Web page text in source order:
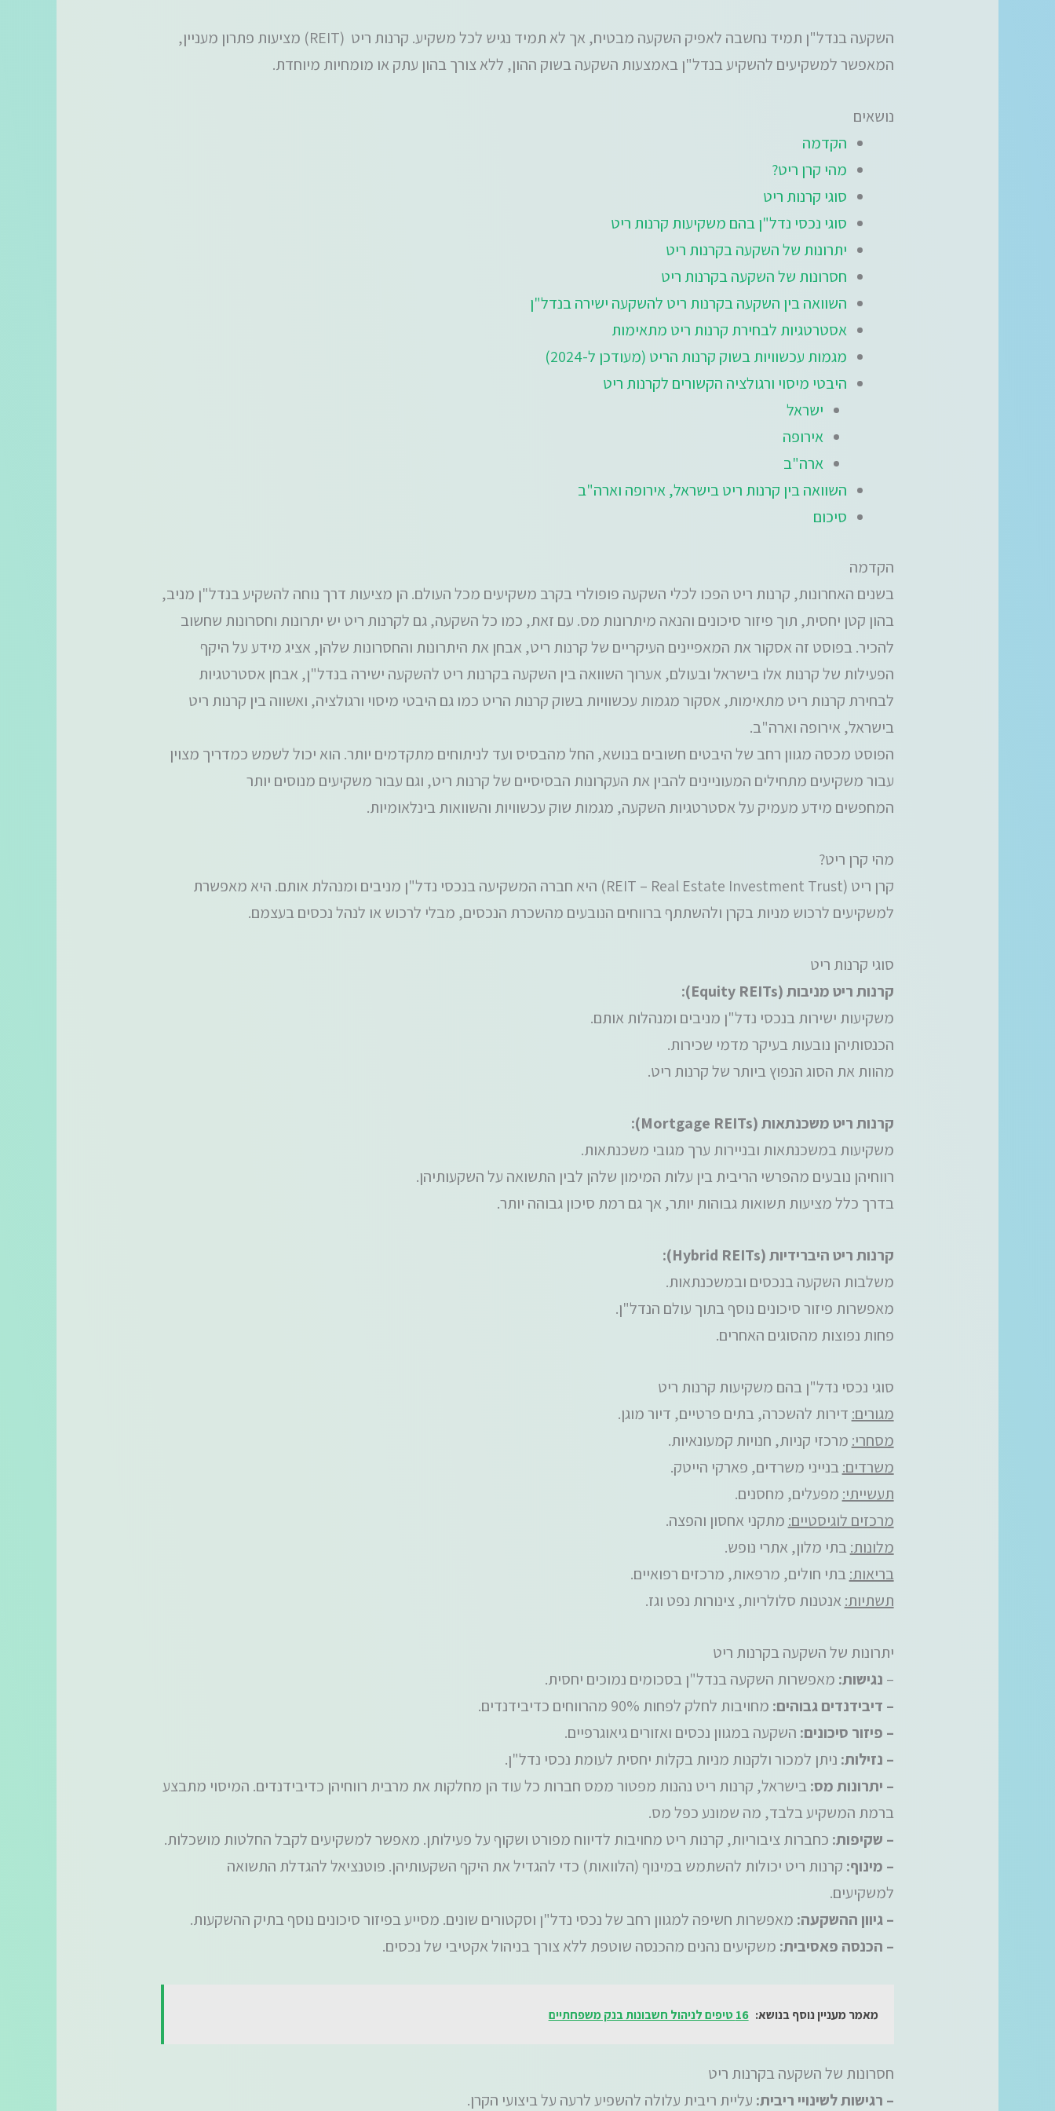
השקעה בנדל"ן תמיד נחשבה לאפיק השקעה מבטיח, אך לא תמיד נגיש לכל משקיע. קרנות ריט (REIT) מציעות פתרון מעניין,
המאפשר למשקיעים להשקיע בנדל"ן באמצעות השקעה בשוק ההון, ללא צורך בהון עתק או מומחיות מיוחדת.
נושאים
הקדמה
מהי קרן ריט?
סוגי קרנות ריט
סוגי נכסי נדל"ן בהם משקיעות קרנות ריט
יתרונות של השקעה בקרנות ריט
חסרונות של השקעה בקרנות ריט
השוואה בין השקעה בקרנות ריט להשקעה ישירה בנדל"ן
אסטרטגיות לבחירת קרנות ריט מתאימות
מגמות עכשוויות בשוק קרנות הריט (מעודכן ל-2024)
היבטי מיסוי ורגולציה הקשורים לקרנות ריט
ישראל
אירופה
ארה"ב
השוואה בין קרנות ריט בישראל, אירופה וארה"ב
סיכום
הקדמה
בשנים האחרונות, קרנות ריט הפכו לכלי השקעה פופולרי בקרב משקיעים מכל העולם. הן מציעות דרך נוחה להשקיע בנדל"ן מניב,
בהון קטן יחסית, תוך פיזור סיכונים והנאה מיתרונות מס. עם זאת, כמו כל השקעה, גם לקרנות ריט יש יתרונות וחסרונות שחשוב
להכיר. בפוסט זה אסקור את המאפיינים העיקריים של קרנות ריט, אבחן את היתרונות והחסרונות שלהן, אציג מידע על היקף
הפעילות של קרנות אלו בישראל ובעולם, אערוך השוואה בין השקעה בקרנות ריט להשקעה ישירה בנדל"ן, אבחן אסטרטגיות
לבחירת קרנות ריט מתאימות, אסקור מגמות עכשוויות בשוק קרנות הריט כמו גם היבטי מיסוי ורגולציה, ואשווה בין קרנות ריט
בישראל, אירופה וארה"ב.
הפוסט מכסה מגוון רחב של היבטים חשובים בנושא, החל מהבסיס ועד לניתוחים מתקדמים יותר. הוא יכול לשמש כמדריך מצוין
עבור משקיעים מתחילים המעוניינים להבין את העקרונות הבסיסיים של קרנות ריט, וגם עבור משקיעים מנוסים יותר
המחפשים מידע מעמיק על אסטרטגיות השקעה, מגמות שוק עכשוויות והשוואות בינלאומיות.
מהי קרן ריט?
קרן ריט (REIT – Real Estate Investment Trust) היא חברה המשקיעה בנכסי נדל"ן מניבים ומנהלת אותם. היא מאפשרת
למשקיעים לרכוש מניות בקרן ולהשתתף ברווחים הנובעים מהשכרת הנכסים, מבלי לרכוש או לנהל נכסים בעצמם.
סוגי קרנות ריט
קרנות ריט מניבות (Equity REITs):
משקיעות ישירות בנכסי נדל"ן מניבים ומנהלות אותם.
הכנסותיהן נובעות בעיקר מדמי שכירות.
מהוות את הסוג הנפוץ ביותר של קרנות ריט.
קרנות ריט משכנתאות (Mortgage REITs):
משקיעות במשכנתאות ובניירות ערך מגובי משכנתאות.
רווחיהן נובעים מהפרשי הריבית בין עלות המימון שלהן לבין התשואה על השקעותיהן.
בדרך כלל מציעות תשואות גבוהות יותר, אך גם רמת סיכון גבוהה יותר.
קרנות ריט היברידיות (Hybrid REITs):
משלבות השקעה בנכסים ובמשכנתאות.
מאפשרות פיזור סיכונים נוסף בתוך עולם הנדל"ן.
פחות נפוצות מהסוגים האחרים.
סוגי נכסי נדל"ן בהם משקיעות קרנות ריט
מגורים: דירות להשכרה, בתים פרטיים, דיור מוגן.
מסחרי: מרכזי קניות, חנויות קמעונאיות.
משרדים:בנייני משרדים, פארקי הייטק.
תעשייתי: מפעלים, מחסנים.
מרכזים לוגיסטיים: מתקני אחסון והפצה.
מלונות:בתי מלון, אתרי נופש.
בריאות:בתי חולים, מרפאות, מרכזים רפואיים.
תשתיות: אנטנות סלולריות, צינורות נפט וגז.
יתרונות של השקעה בקרנות ריט
– נגישות: מאפשרות השקעה בנדל"ן בסכומים נמוכים יחסית.
– דיבידנדים גבוהים: מחויבות לחלק לפחות 90% מהרווחים כדיבידנדים.
– פיזור סיכונים: השקעה במגוון נכסים ואזורים גיאוגרפיים.
– נזילות: ניתן למכור ולקנות מניות בקלות יחסית לעומת נכסי נדל"ן.
– יתרונות מס:בישראל, קרנות ריט נהנות מפטור ממס חברות כל עוד הן מחלקות את מרבית רווחיהן כדיבידנדים. המיסוי מתבצע
ברמת המשקיע בלבד, מה שמונע כפל מס.
– שקיפות: כחברות ציבוריות, קרנות ריט מחויבות לדיווח מפורט ושקוף על פעילותן. מאפשר למשקיעים לקבל החלטות מושכלות.
– מינוף: קרנות ריט יכולות להשתמש במינוף (הלוואות) כדי להגדיל את היקף השקעותיהן. פוטנציאל להגדלת התשואה
למשקיעים.
– גיוון ההשקעה: מאפשרות חשיפה למגוון רחב של נכסי נדל"ן וסקטורים שונים. מסייע בפיזור סיכונים נוסף בתיק ההשקעות.
– הכנסה פאסיבית: משקיעים נהנים מהכנסה שוטפת ללא צורך בניהול אקטיבי של נכסים.
מאמר מעניין נוסף בנושא: 16 טיפים לניהול חשבונות בנק משפחתיים
חסרונות של השקעה בקרנות ריט
– רגישות לשינויי ריבית: עליית ריבית עלולה להשפיע לרעה על ביצועי הקרן.